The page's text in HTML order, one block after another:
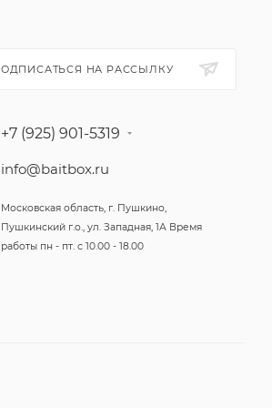
НА РАССЫЛКУ
+7 (925) 901-5319
info@baitbox.ru
Московская область, г. Пушкино,
Пушкинский г.о., ул. Западная, 1А Время
работы пн - пт. с 10.00 - 18.00